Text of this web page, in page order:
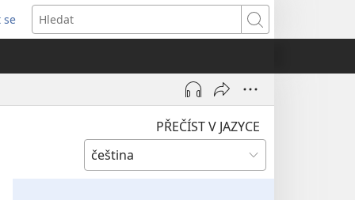
se
Hledat
PŘEČÍST V JAZYCE